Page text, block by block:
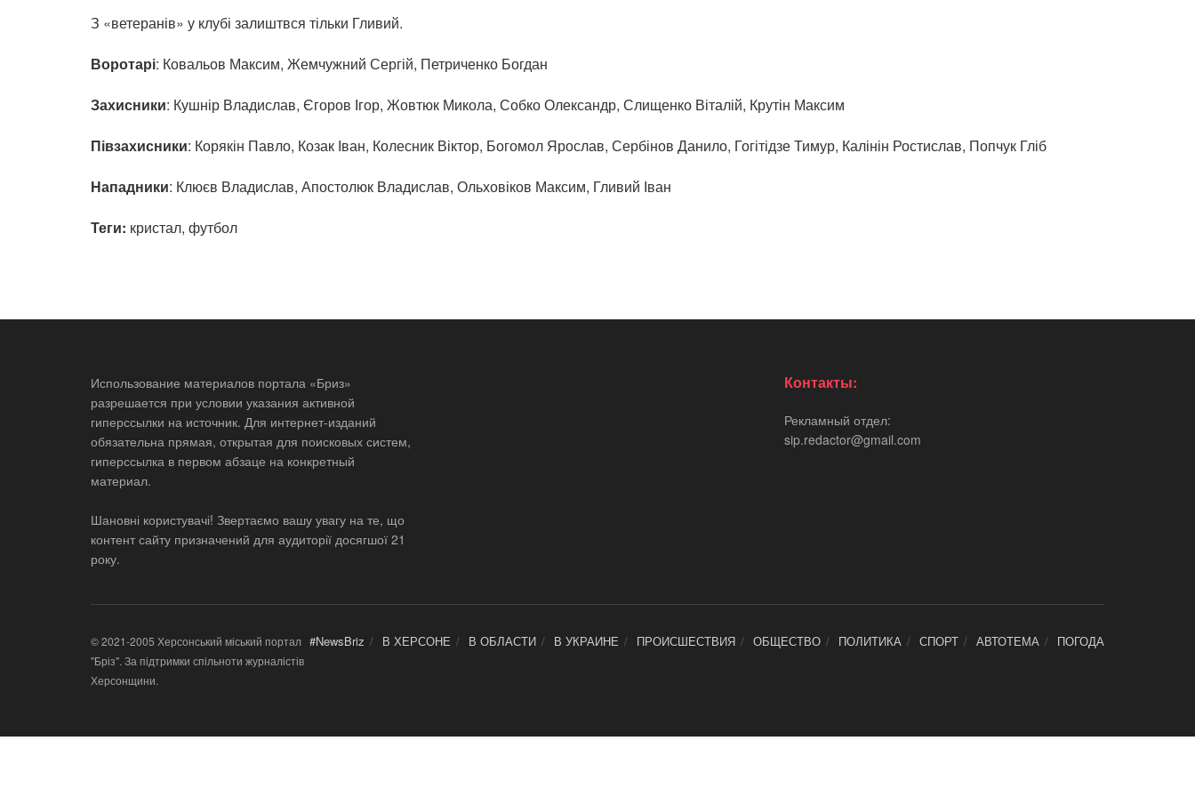
З «ветеранів» у клубі залиштвся тільки Гливий.
Воротарі: Ковальов Максим, Жемчужний Сергій, Петриченко Богдан
Захисники: Кушнір Владислав, Єгоров Ігор, Жовтюк Микола, Собко Олександр, Слищенко Віталій, Крутін Максим
Півзахисники: Корякін Павло, Козак Іван, Колесник Віктор, Богомол Ярослав, Сербінов Данило, Гогітідзе Тимур, Калінін Ростислав, Попчук Гліб
Нападники: Клюєв Владислав, Апостолюк Владислав, Ольховіков Максим, Гливий Іван
Теги: кристал, футбол
Использование материалов портала «Бриз»
разрешается при условии указания активной
гиперссылки на источник. Для интернет-изданий
обязательна прямая, открытая для поисковых систем,
гиперссылка в первом абзаце на конкретный
материал.
Шановні користувачі! Звертаємо вашу увагу на те, що
контент сайту призначений для аудиторії досягшої 21
року.
Контакты:
Рекламный отдел:
sip.redactor@gmail.com
#NewsBriz В ХЕРСОНЕ В ОБЛАСТИ В УКРАИНЕ ПРОИСШЕСТВИЯ ОБЩЕСТВО ПОЛИТИКА СПОРТ АВТОТЕМА ПОГОДА
© 2021-2005 Херсонський міський портал
"Бріз". За підтримки спільноти журналістів
Херсонщини.